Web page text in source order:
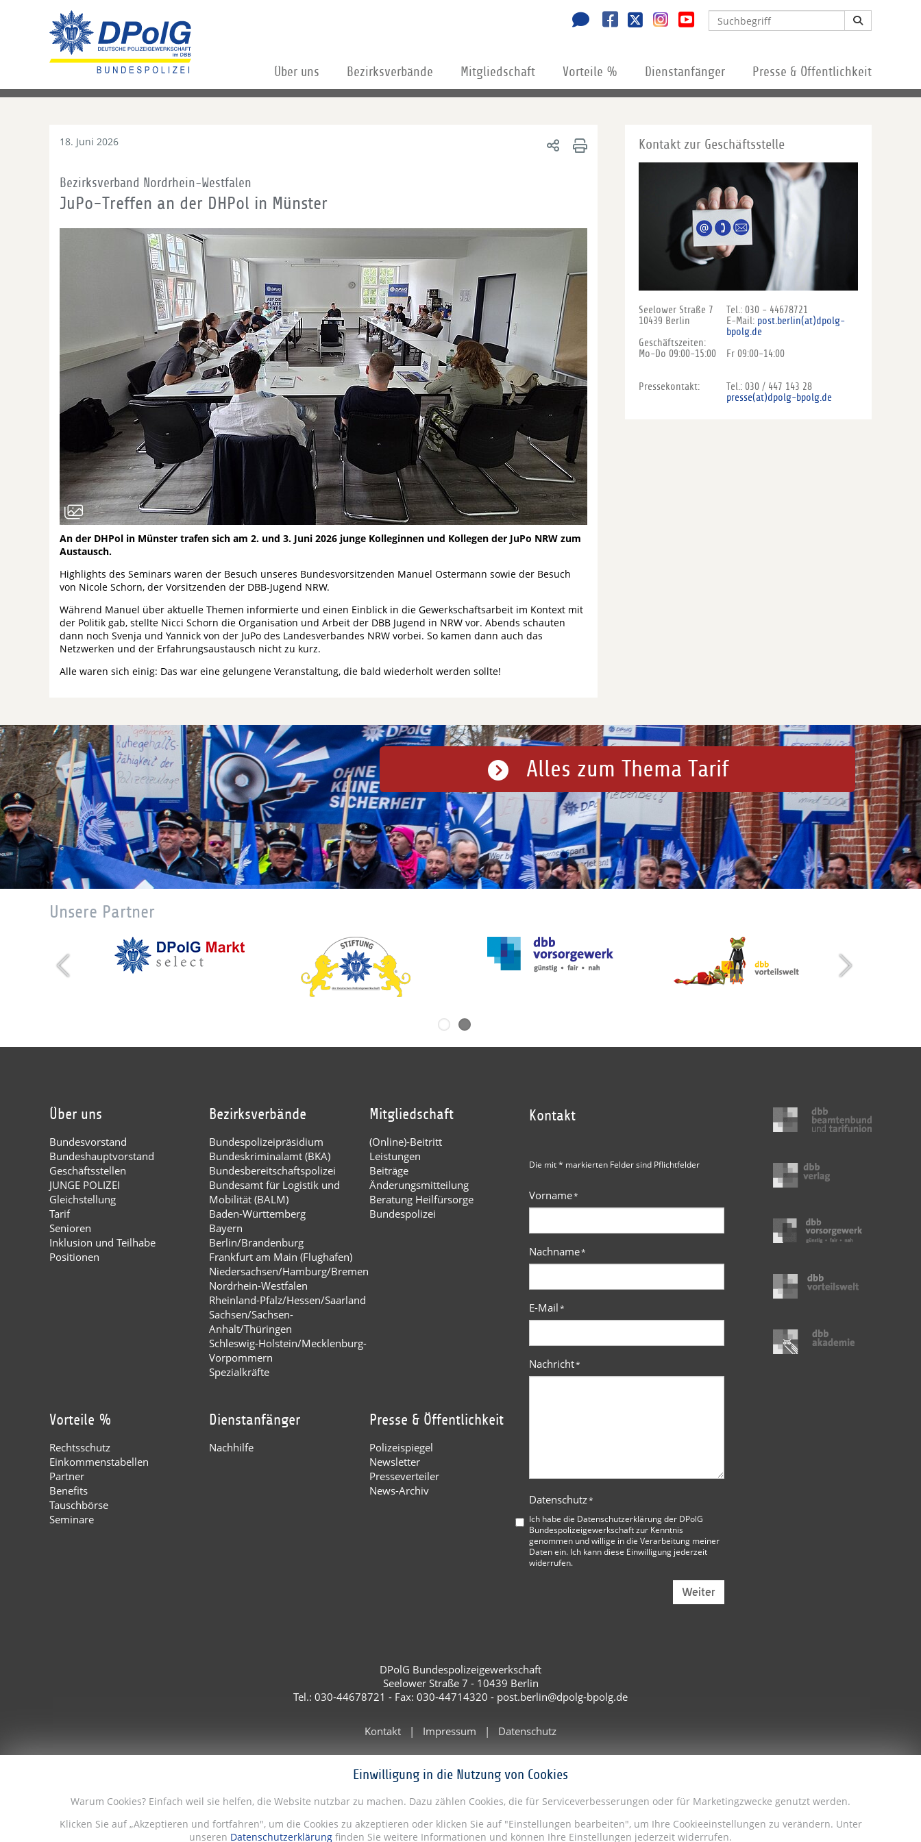
Über uns Bezirksverbände Mitgliedschaft Vorteile % Dienstanfänger Presse & Öffentlichkeit
18. Juni 2026
Bezirksverband Nordrhein-Westfalen
JuPo-Treffen an der DHPol in Münster
An der DHPol in Münster trafen sich am 2. und 3. Juni 2026 junge Kolleginnen und Kollegen der JuPo NRW zum
Austausch.
Highlights des Seminars waren der Besuch unseres Bundesvorsitzenden Manuel Ostermann sowie der Besuch
von Nicole Schorn, der Vorsitzenden der DBB-Jugend NRW.
Während Manuel über aktuelle Themen informierte und einen Einblick in die Gewerkschaftsarbeit im Kontext mit
der Politik gab, stellte Nicci Schorn die Organisation und Arbeit der DBB Jugend in NRW vor. Abends schauten
dann noch Svenja und Yannick von der JuPo des Landesverbandes NRW vorbei. So kamen dann auch das
Netzwerken und der Erfahrungsaustausch nicht zu kurz.
Alle waren sich einig: Das war eine gelungene Veranstaltung, die bald wiederholt werden sollte!
Kontakt zur Geschäftsstelle
Seelower Straße 7
10439 Berlin
Geschäftszeiten:
Mo-Do 09:00-15:00
Pressekontakt:
Tel.: 030 - 44678721
E-Mail: post.berlin(at)dpolg-
bpolg.de
Fr 09:00-14:00
Tel.: 030 / 447 143 28
presse(at)dpolg-bpolg.de
Alles zum Thema Tarif
Unsere Partner
Über uns
Bundesvorstand
Bundeshauptvorstand
Geschäftsstellen
JUNGE POLIZEI
Gleichstellung
Tarif
Senioren
Inklusion und Teilhabe
Positionen
Bezirksverbände
Bundespolizeipräsidium
Bundeskriminalamt (BKA)
Bundesbereitschaftspolizei
Bundesamt für Logistik und
Mobilität (BALM)
Baden-Württemberg
Bayern
Berlin/Brandenburg
Frankfurt am Main (Flughafen)
Niedersachsen/Hamburg/Bremen
Nordrhein-Westfalen
Rheinland-Pfalz/Hessen/Saarland
Sachsen/Sachsen-
Anhalt/Thüringen
Schleswig-Holstein/Mecklenburg-
Vorpommern
Spezialkräfte
Mitgliedschaft
(Online)-Beitritt
Leistungen
Beiträge
Änderungsmitteilung
Beratung Heilfürsorge
Bundespolizei
Vorteile %
Rechtsschutz
Einkommenstabellen
Partner
Benefits
Tauschbörse
Seminare
Dienstanfänger
Nachhilfe
Presse & Öffentlichkeit
Polizeispiegel
Newsletter
Presseverteiler
News-Archiv
Kontakt
Die mit * markierten Felder sind Pflichtfelder
Vorname*
Nachname*
E-Mail*
Nachricht*
Datenschutz*
Ich habe die Datenschutzerklärung der DPolG
Bundespolizeigewerkschaftzur Kenntnis
genommen und willige in die Verarbeitung meiner
Daten ein. Ich kann diese Einwilligung jederzeit
widerrufen.
Weiter
DPolG Bundespolizeigewerkschaft
Seelower Straße 7 - 10439 Berlin
Tel.: 030-44678721 - Fax: 030-44714320 - post.berlin@dpolg-bpolg.de
Kontakt Impressum Datenschutz
Einwilligung in die Nutzung von Cookies
Warum Cookies? Einfach weil sie helfen, die Website nutzbar zu machen. Dazu zählen Cookies, die für Serviceverbesserungen oder für Marketingzwecke genutzt werden.
Klicken Sie auf „Akzeptieren und fortfahren", um die Cookies zu akzeptieren oder klicken Sie auf "Einstellungen bearbeiten", um Ihre Cookieeinstellungen zu verändern. Unter
unseren Datenschutzerklärung finden Sie weitere Informationen und können Ihre Einstellungen jederzeit widerrufen.